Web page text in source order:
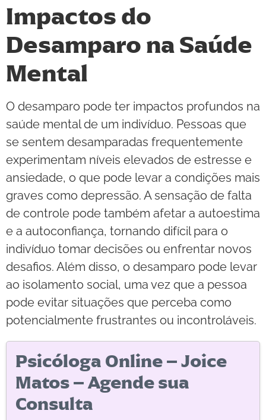
Impactos do
Desamparo na Saúde
Mental
O desamparo pode ter impactos profundos na
saúde mental de um indivíduo. Pessoas que
se sentem desamparadas frequentemente
experimentam níveis elevados de estresse e
ansiedade, o que pode levar a condições mais
graves como depressão. A sensação de falta
de controle pode também afetar a autoestima
e a autoconfiança, tornando difícil para o
indivíduo tomar decisões ou enfrentar novos
desafios. Além disso, o desamparo pode levar
ao isolamento social, uma vez que a pessoa
pode evitar situações que perceba como
potencialmente frustrantes ou incontroláveis.
Psicóloga Online – Joice
Matos – Agende sua
Consulta